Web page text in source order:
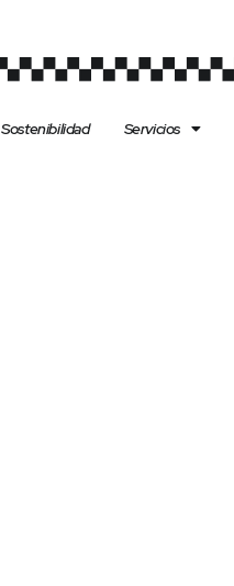
Sostenibilidad Servicios